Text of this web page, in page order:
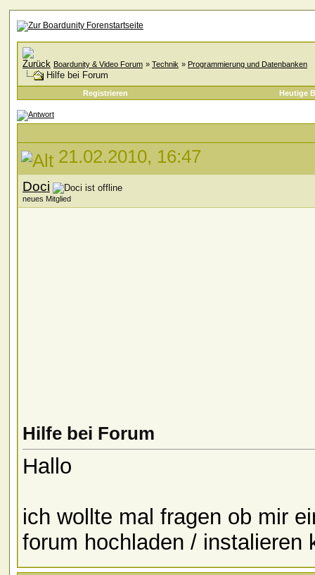
Boardunity & Video Forum » Technik » Programmierung und Datenbanken
Hilfe bei Forum
Registrieren Heutige
21.02.2010, 16:47
Doci
neues Mitglied
Hilfe bei Forum
Hallo
ich wollte mal fragen ob mir
forum hochladen / instalieren